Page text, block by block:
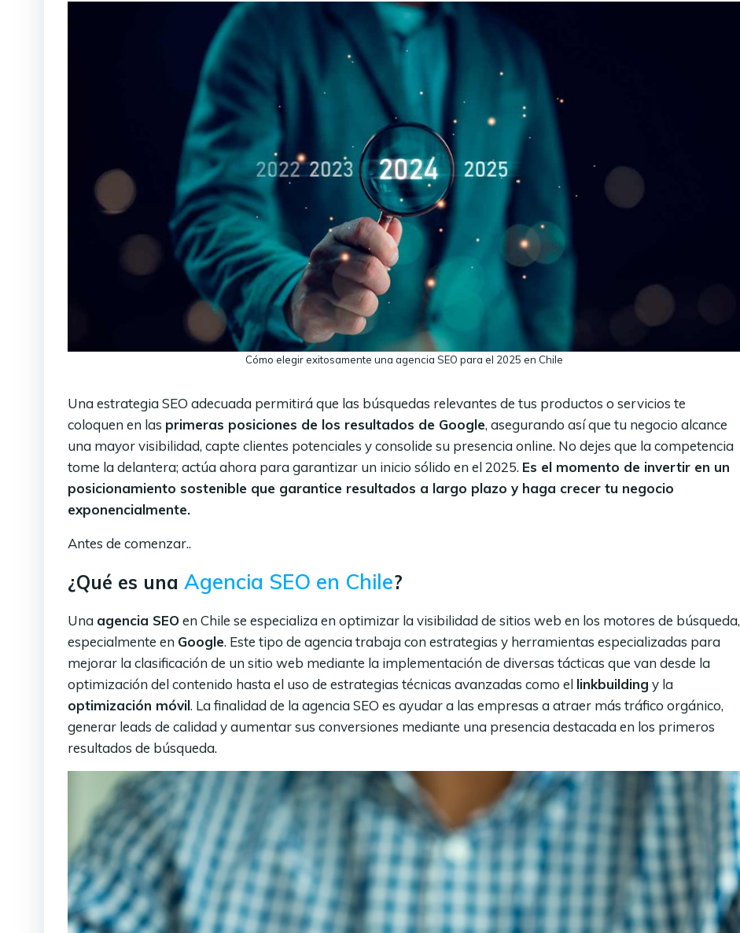
Cómo elegir exitosamente una agencia SEO para el 2025 en Chile
Una estrategia SEO adecuada permitirá que las búsquedas relevantes de tus productos o servicios te
coloquen en las primeras posiciones de los resultados de Google, asegurando así que tu negocio alcance
una mayor visibilidad, capte clientes potenciales y consolide su presencia online. No dejes que la competencia
tome la delantera; actúa ahora para garantizar un inicio sólido en el 2025. Es el momento de invertir en un
posicionamiento sostenible que garantice resultados a largo plazo y haga crecer tu negocio
exponencialmente.
Antes de comenzar..
¿Qué es una Agencia SEO en Chile?
Una agencia SEO en Chile se especializa en optimizar la visibilidad de sitios web en los motores de búsqueda,
especialmente en Google. Este tipo de agencia trabaja con estrategias y herramientas especializadas para
mejorar la clasificación de un sitio web mediante la implementación de diversas tácticas que van desde la
optimización del contenido hasta el uso de estrategias técnicas avanzadas como el linkbuilding y la
optimización móvil. La finalidad de la agencia SEO es ayudar a las empresas a atraer más tráfico orgánico,
generar leads de calidad y aumentar sus conversiones mediante una presencia destacada en los primeros
resultados de búsqueda.